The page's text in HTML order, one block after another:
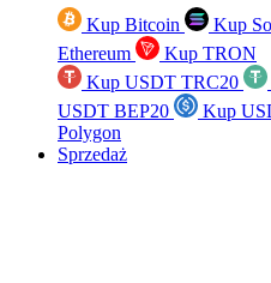
Kup Bitcoin Kup
Ethereum
Kup TRON
Kup USDT TRC20
USDT BEP20
Kup
Polygon
Sprzedaż